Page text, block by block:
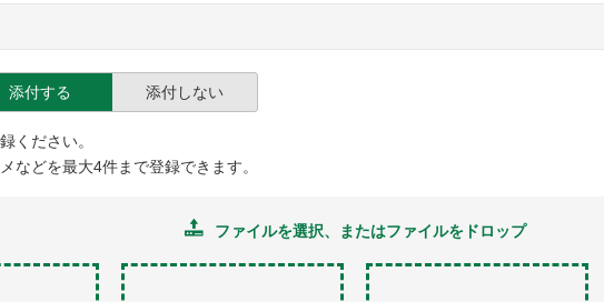
添付する 添付しない
ください。
などを最大4件まで登録できます。
ファイルを選択、またはファイルをドロップ